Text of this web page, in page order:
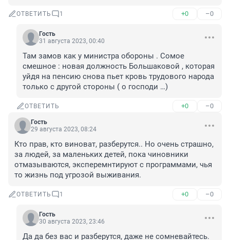
ОТВЕТИТЬ 1 +0 –0
Гость
31 августа 2023, 00:40
Там замов как у министра обороны . Сомое
смешное : новая должность Большаковой , которая
уйдя на пенсию снова пьет кровь трудового народа
только с другой стороны ( о господи …)
ОТВЕТИТЬ +0 –0
Гость
29 августа 2023, 08:24
Кто прав, кто виноват, разберутся.. Но очень страшно,
за людей, за маленьких детей, пока чиновники
отмазываются, эксперемнтируют с программами, чья
то жизнь под угрозой выживания.
ОТВЕТИТЬ 1 +0 –0
Гость
30 августа 2023, 23:46
Да да без вас и разберутся, даже не сомневайтесь.